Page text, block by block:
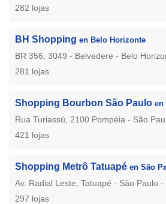
282 lojas
BH Shopping en Belo Horizonte
BR 356, 3049 - Belvedere - Belo
281 lojas
Shopping Bourbon São Paulo en
Rua Turiassú, 2100 Pompéia - São
421 lojas
Shopping Metrô Tatuapé en São
Av. Radial Leste, Tatuapé - São Paulo -
297 lojas